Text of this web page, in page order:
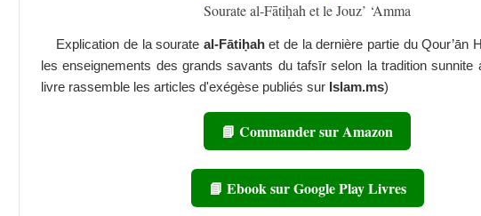
Sourate al-Fātiḥah et le Jouz’ ‘Amma
Explication de la sourate al-Fātiḥahet de la dernière partie du Qour’ān
les enseignements des grands savants du tafsīr selon la tradition sunnite
livre rassemble les articles d'exégèse publiés sur Islam.ms)
📘 Commander sur Amazon
📘 Ebook sur Google Play Livres